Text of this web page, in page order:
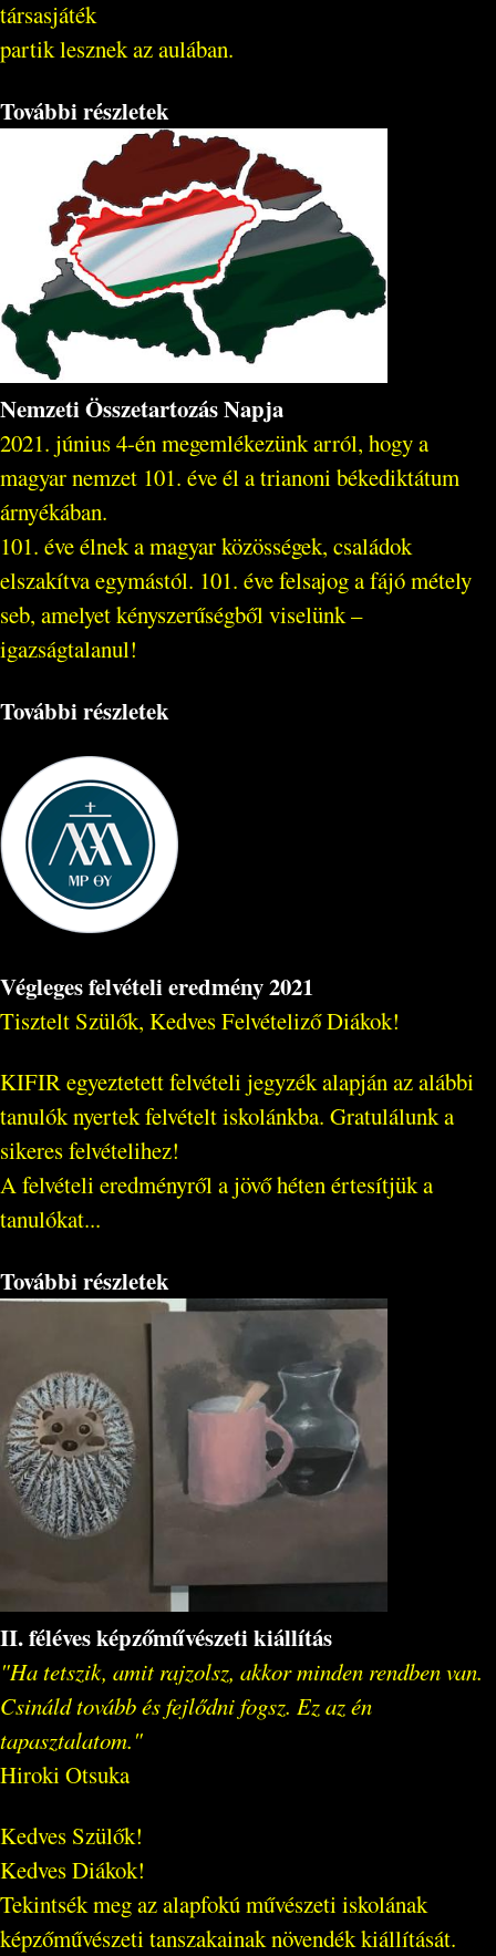
társasjáték
partik lesznek az aulában.
További részletek
Nemzeti Összetartozás Napja
2021. június 4-én megemlékezünk arról, hogy a
magyar nemzet 101. éve él a trianoni békediktátum
árnyékában.
101. éve élnek a magyar közösségek, családok
elszakítva egymástól. 101. éve felsajog a fájó métely
seb, amelyet kényszerűségből viselünk –
igazságtalanul!
További részletek
Végleges felvételi eredmény 2021
Tisztelt Szülők, Kedves Felvételiző Diákok!
KIFIR egyeztetett felvételi jegyzék alapján az alábbi
tanulók nyertek felvételt iskolánkba. Gratulálunk a
sikeres felvételihez!
A felvételi eredményről a jövő héten értesítjük a
tanulókat...
További részletek
II. féléves képzőművészeti kiállítás
"Ha tetszik, amit rajzolsz, akkor minden rendben van.
Csináld tovább és fejlődni fogsz. Ez az én
tapasztalatom."
Hiroki Otsuka
Kedves Szülők!
Kedves Diákok!
Tekintsék meg az alapfokú művészeti iskolának
képzőművészeti tanszakainak növendék kiállítását.